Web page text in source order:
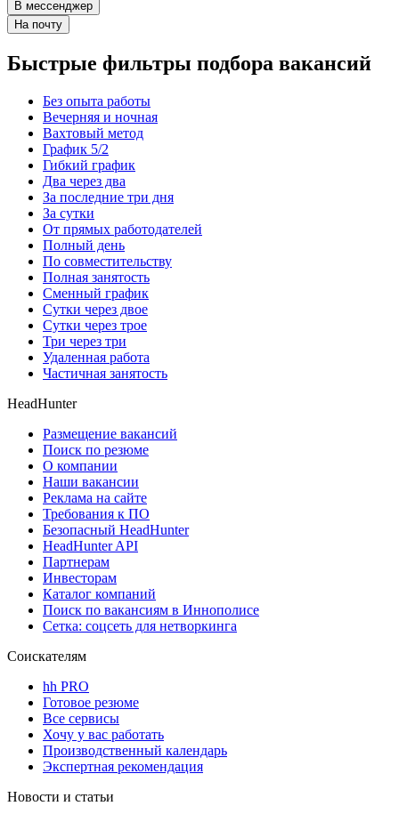
В мессенджер
На почту
Быстрые фильтры подбора вакансий
Без опыта работы
Вечерняя и ночная
Вахтовый метод
График 5/2
Гибкий график
Два через два
За последние три дня
За сутки
От прямых работодателей
Полный день
По совместительству
Полная занятость
Сменный график
Сутки через двое
Сутки через трое
Три через три
Удаленная работа
Частичная занятость
HeadHunter
Размещение вакансий
Поиск по резюме
О компании
Наши вакансии
Реклама на сайте
Требования к ПО
Безопасный HeadHunter
HeadHunter API
Партнерам
Инвесторам
Каталог компаний
Поиск по вакансиям в Иннополисе
Сетка: соцсеть для нетворкинга
Соискателям
hh PRO
Готовое резюме
Все сервисы
Хочу у вас работать
Производственный календарь
Экспертная рекомендация
Новости и статьи